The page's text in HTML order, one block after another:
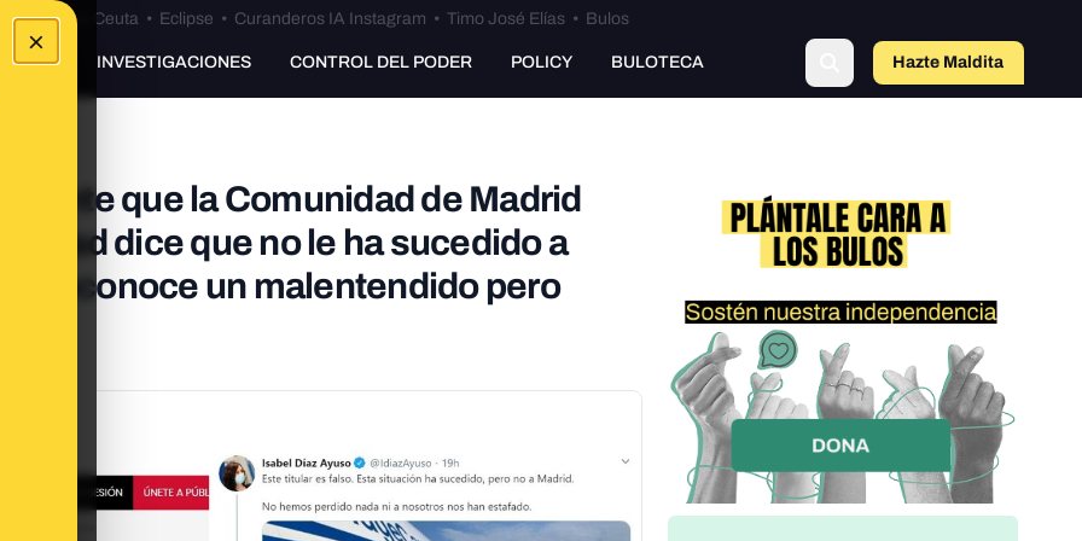
×
•Bulos Ceuta • Eclipse • Curanderos IA Instagram • Timo José Elías • Bulos
INVESTIGACIONES CONTROL DEL PODER POLICY BULOTECA Hazte Maldito
a
que la Comunidad de Madrid
dice que no le ha sucedido a
reconoce un malentendido pero